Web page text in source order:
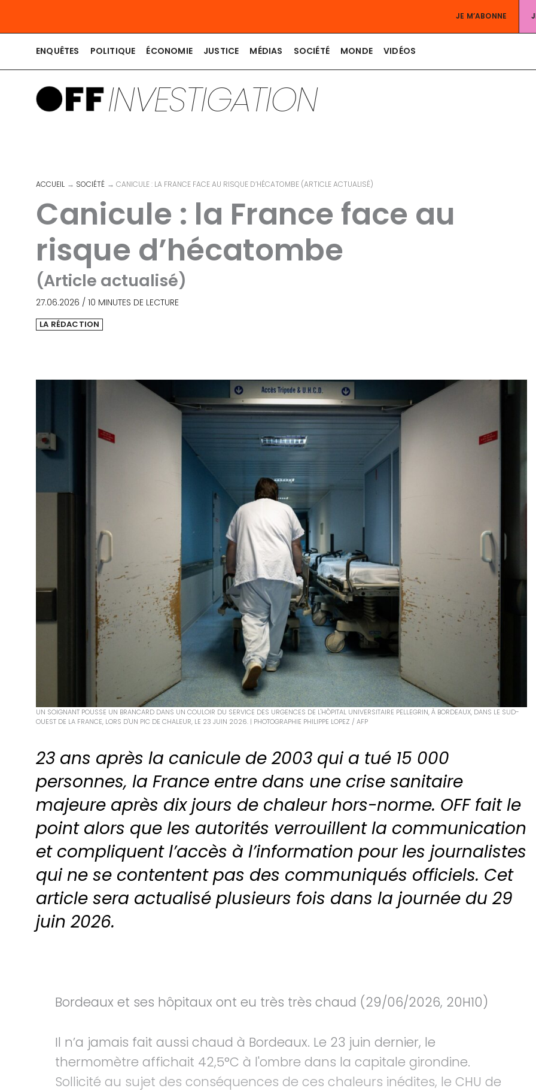
au
contenu
JE M’ABONNE
ENQUÊTES POLITIQUE ÉCONOMIE JUSTICE MÉDIAS SOCIÉTÉ MONDE VIDÉOS
INVESTIGATION
ACCUEIL SOCIÉTÉ CANICULE : LA FRANCE FACE AU RISQUE D’HÉCATOMBE (ARTICLE ACTUALISÉ)
Canicule : la France face au
risque d’hécatombe
(Article actualisé)
27.06.2026 / 10 MINUTES DE LECTURE
LA RÉDACTION
UN SOIGNANT POUSSE UN BRANCARD DANS UN COULOIR DU SERVICE DES URGENCES DE L'HÔPITAL UNIVERSITAIRE PELLEGRIN, À BORDEAUX, DANS LE SUD-
OUEST DE LA FRANCE, LORS D'UN PIC DE CHALEUR, LE 23 JUIN 2026. | PHOTOGRAPHIE PHILIPPE LOPEZ / AFP
23 ans après la canicule de 2003 qui a tué 15 000
personnes, la France entre dans une crise sanitaire
majeure après dix jours de chaleur hors-norme. OFF fait le
point alors que les autorités verrouillent la communication
et compliquent l’accès à l’information pour les journalistes
qui ne se contentent pas des communiqués officiels. Cet
article sera actualisé plusieurs fois dans la journée du 29
juin 2026.
Bordeaux et ses hôpitaux ont eu très très chaud (29/06/2026, 20H10)
Il n’a jamais fait aussi chaud à Bordeaux. Le 23 juin dernier, le
thermomètre affichait 42,5°C à l'ombre dans la capitale girondine.
Sollicité au sujet des conséquences de ces chaleurs inédites, le CHU de